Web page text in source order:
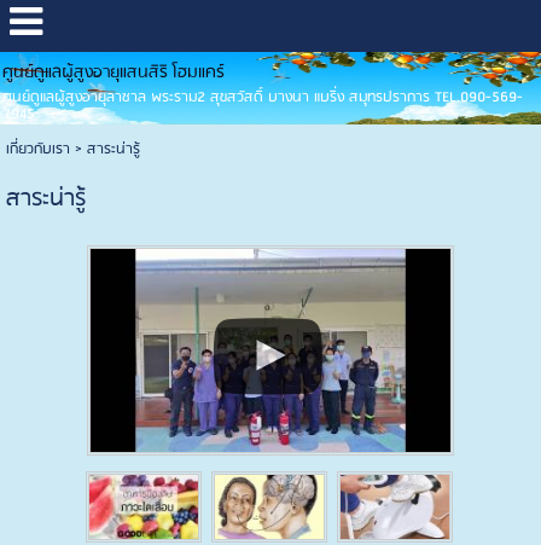
ศูนย์ดูแลผู้สูงอายุแสนสิริ โฮมแคร์
ศูนย์ดูแลผู้สูงอายุลาซาล พระราม2 สุขสวัสดิ์ บางนา แบริ่ง สมุทรปราการ TEL.090-569-
7945
เกี่ยวกับเรา > สาระน่ารู้
สาระน่ารู้